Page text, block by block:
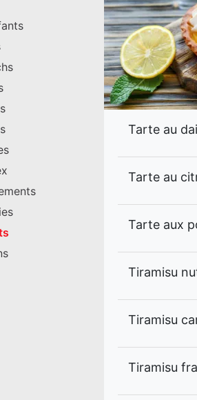
Tarte au
Tarte au
Tarte aux
Tiramisu
Tiramisu
Tiramisu